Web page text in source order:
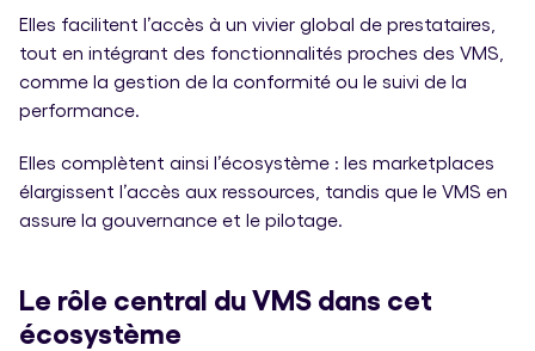
Elles facilitent l’accès à un vivier global de prestataires,
tout en intégrant des fonctionnalités proches des VMS,
comme la gestion de la conformité ou le suivi de la
performance.
Elles complètent ainsi l’écosystème : les marketplaces
élargissent l’accès aux ressources, tandis que le VMS en
assure la gouvernance et le pilotage.
Le rôle central du VMS dans cet
écosystème